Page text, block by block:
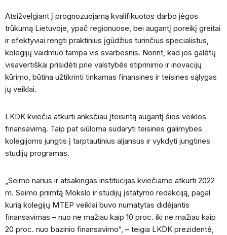
Atsižvelgiant į prognozuojamą kvalifikuotos darbo jėgos
trūkumą Lietuvoje, ypač regionuose, bei augantį poreikį greitai
ir efektyviai rengti praktinius įgūdžius turinčius specialistus,
kolegijų vaidmuo tampa vis svarbesnis. Norint, kad jos galėtų
visavertiškai prisidėti prie valstybės stiprinimo ir inovacijų
kūrimo, būtina užtikrinti tinkamas finansines ir teisines sąlygas
jų veiklai.
LKDK kviečia atkurti anksčiau įteisintą augantį šios veiklos
finansavimą. Taip pat siūloma sudaryti teisines galimybes
kolegijoms jungtis į tarptautinius aljansus ir vykdyti jungtines
studijų programas.
„Seimo narius ir atsakingas institucijas kviečiame atkurti 2022
m. Seimo priimtą Mokslo ir studijų įstatymo redakciją, pagal
kurią kolegijų MTEP veiklai buvo numatytas didėjantis
finansavimas – nuo ne mažiau kaip 10 proc. iki ne mažiau kaip
20 proc. nuo bazinio finansavimo“, – teigia LKDK prezidentė,